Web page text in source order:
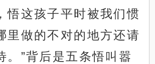
悟这孩子平时被我们惯
里做的不对的地方还请
。”背后是五条悟叫嚣